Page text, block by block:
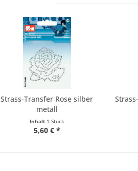
Strass-Transfer Rose silber
metall
Inhalt 1 Stück
5,60 € *